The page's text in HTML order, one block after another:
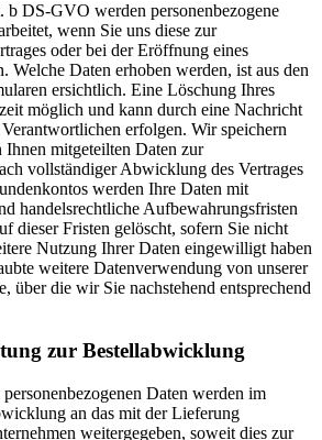
DS-GVO werden personenbezogene
wenn Sie uns diese zur
oder bei der Eröffnung eines
Welche Daten erhoben werden, ist aus den
ersichtlich. Eine Löschung Ihres
möglich und kann durch eine Nachricht
erfolgen. Wir speichern
mitgeteilten Daten zur
vollständiger Abwicklung des Vertrages
werden Ihre Daten mit
handelsrechtliche Aufbewahrungsfristen
dieser Fristen gelöscht, sofern Sie nicht
Nutzung Ihrer Daten eingewilligt haben
weitere Datenverwendung von unserer
über die wir Sie nachstehend entsprechend
zur Bestellabwicklung
Daten werden im
an das mit der Lieferung
weitergegeben, soweit dies zur